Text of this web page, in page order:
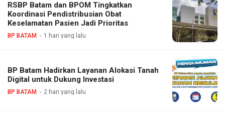
RSBP Batam dan BPOM Tingkatkan
Koordinasi Pendistribusian Obat
Keselamatan Pasien Jadi Prioritas
BP BATAM 1 hari yang lalu
BP Batam Hadirkan Layanan Alokasi Tanah
Digital untuk Dukung Investasi
BP BATAM 2 hari yang lalu